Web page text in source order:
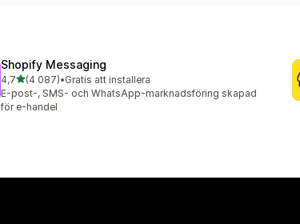
Shopify Messaging
4,7av 5 stjärnor
(4 087)
4087 recensioner totalt
•Gratis att installera
E-post-, SMS- och WhatsApp-marknadsföring skapad
för e-handel